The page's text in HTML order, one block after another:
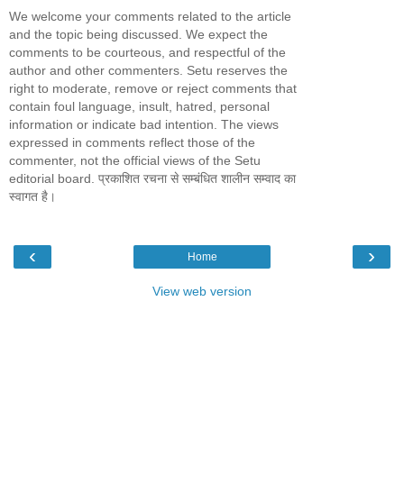
We welcome your comments related to the article
and the topic being discussed. We expect the
comments to be courteous, and respectful of the
author and other commenters. Setu reserves the
right to moderate, remove or reject comments that
contain foul language, insult, hatred, personal
information or indicate bad intention. The views
expressed in comments reflect those of the
commenter, not the official views of the Setu
editorial board. प्रकाशित रचना से सम्बंधित शालीन सम्वाद का
स्वागत है।
‹ ›
Home
View web version